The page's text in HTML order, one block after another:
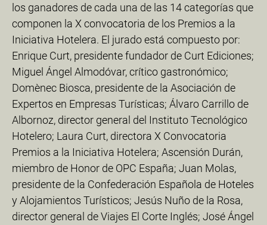
los ganadores de cada una de las 14 categorías que
componen la X convocatoria de los Premios a la
Iniciativa Hotelera. El jurado está compuesto por:
Enrique Curt, presidente fundador de Curt Ediciones;
Miguel Ángel Almodóvar, crítico gastronómico;
Domènec Biosca, presidente de la Asociación de
Expertos en Empresas Turísticas; Álvaro Carrillo de
Albornoz, director general del Instituto Tecnológico
Hotelero; Laura Curt, directora X Convocatoria
Premios a la Iniciativa Hotelera; Ascensión Durán,
miembro de Honor de OPC España; Juan Molas,
presidente de la Confederación Española de Hoteles
y Alojamientos Turísticos; Jesús Nuño de la Rosa,
director general de Viajes El Corte Inglés; José Ángel